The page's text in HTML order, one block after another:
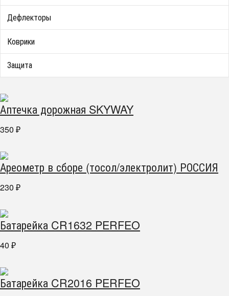
Дефлекторы
Коврики
Защита
Аптечка дорожная SKYWAY
350 ₽
Ареометр в сборе (тосол/электролит) РОССИЯ
230 ₽
Батарейка CR1632 PERFEO
40 ₽
Батарейка CR2016 PERFEO